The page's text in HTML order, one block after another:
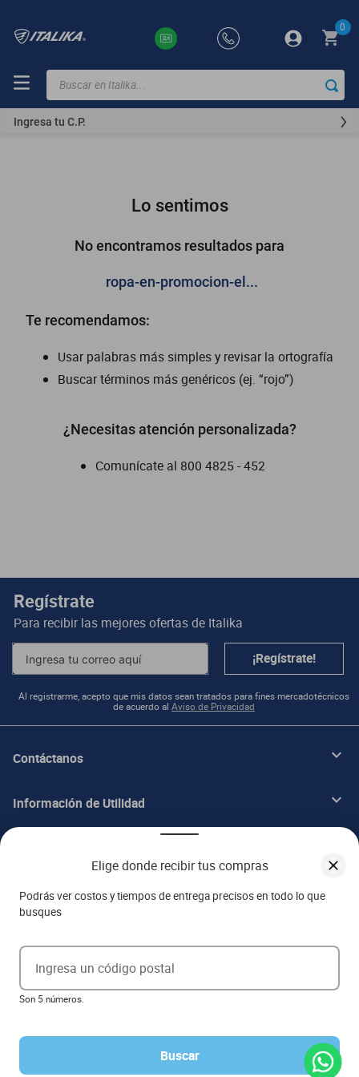
0
Buscar en Italika...
Elige donde recibir tus compras
Podrás ver costos y tiempos de entrega precisos en todo lo que
busques
Ingresa un código postal
Son 5 números.
Buscar
Ingresa tu C.P.
Lo sentimos
No encontramos resultados para
ropa-en-promocion-el...
Te recomendamos:
Usar palabras más simples y revisar la ortografía
Buscar términos más genéricos (ej. “rojo”)
¿Necesitas atención personalizada?
Comunícate al 800 4825 - 452
Regístrate
Para recibir las mejores ofertas de Italika
¡Regístrate!
Al registrarme, acepto que mis datos sean tratados para fines mercadotécnicos
de acuerdo al Aviso de Privacidad
Contáctanos
Información de Utilidad
Acerca de ITALIKA
Aviso de privacidad
Ejerce tus derechos ARCO
Términos y condiciones
Las promociones dewww.italika.mxpueden diferir de las promociones publicadas en tienda. El
formato de los precios puede verse afectado por las configuraciones y diferencia de navegadores
Derechos reservados 2023 Grupo Italika
TÉRMINOS
MÁS
250z
300z
vortex
dm 300